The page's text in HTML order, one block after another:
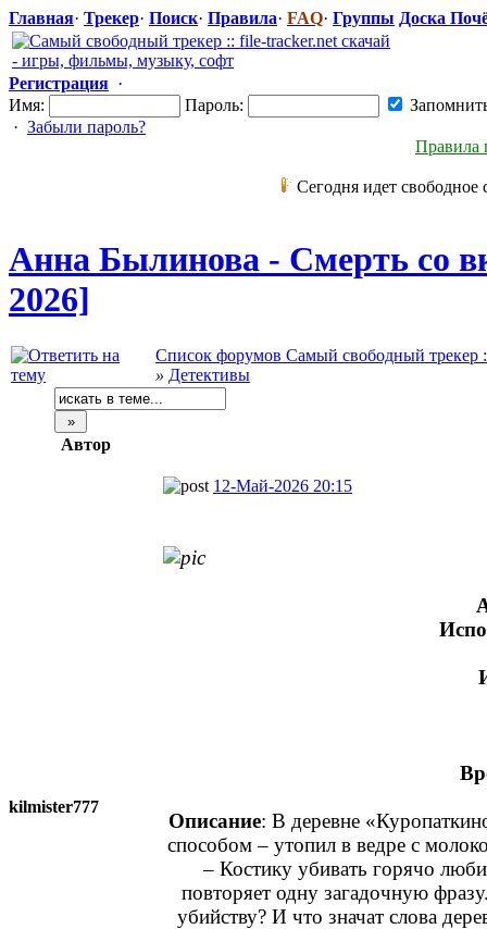
Главная· Трекер· Поиск· Правила· FAQ· Группы Доска
Регистрация ·
Имя:
Пароль:
· Забыли пароль?
Правила
Сегодня идет свободное
Анна Былинова - Смерть со
2026]
Список форумов Самый свободный трекер
» Детективы
Автор
kilmister777
12-Май-2026 20:15
Описание: В деревне
способом – утопил в ведре с
– Костику убивать горячо
повторяет одну загадочную
убийству? И что значат слова